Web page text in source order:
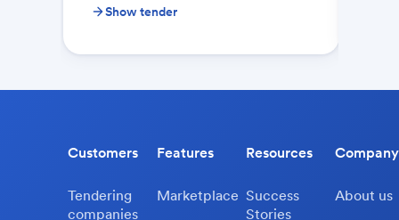
Show tender
Customers
Tendering
companies
Features
Marketplace
Resources
Success
Stories
Company
About us